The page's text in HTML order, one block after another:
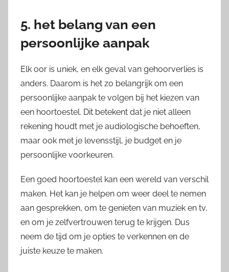
5. het belang van een
persoonlijke aanpak
Elk oor is uniek, en elk geval van gehoorverlies is
anders. Daarom is het zo belangrijk om een
persoonlijke aanpak te volgen bij het kiezen van
een hoortoestel. Dit betekent dat je niet alleen
rekening houdt met je audiologische behoeften,
maar ook met je levensstijl, je budget en je
persoonlijke voorkeuren.
Een goed hoortoestel kan een wereld van verschil
maken. Het kan je helpen om weer deel te nemen
aan gesprekken, om te genieten van muziek en tv,
en om je zelfvertrouwen terug te krijgen. Dus
neem de tijd om je opties te verkennen en de
juiste keuze te maken.